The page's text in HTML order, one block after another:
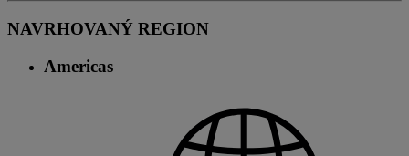
NAVRHOVANÝ REGION
Americas